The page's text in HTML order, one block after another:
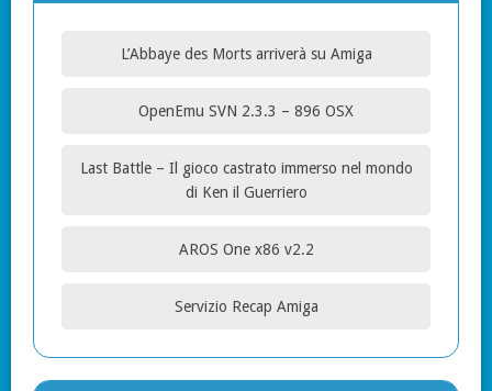
L’Abbaye des Morts arriverà su Amiga
OpenEmu SVN 2.3.3 – 896 OSX
Last Battle – Il gioco castrato immerso nel mondo
di Ken il Guerriero
AROS One x86 v2.2
Servizio Recap Amiga